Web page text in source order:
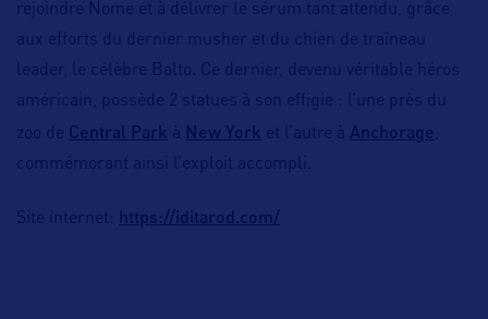
rejoindre Nome et à délivrer le sérum tant attendu, grâce
aux efforts du dernier musher et du chien de traîneau
leader, le célèbre Balto. Ce dernier, devenu véritable héros
américain, possède 2 statues à son effigie : l’une près du
zoo de Central Park à New York et l’autre à Anchorage
commémorant ainsi l’exploit accompli.
Site internet: https://iditarod.com/